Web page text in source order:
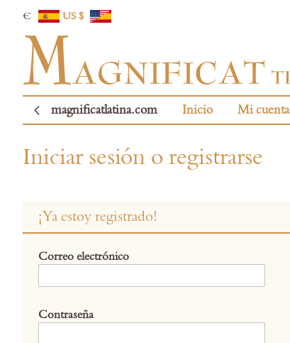
€ US $
magnificatlatina.com Inicio Mi cuenta
Iniciar sesión o registrarse
¡Ya estoy registrado!
Correo electrónico
Contraseña